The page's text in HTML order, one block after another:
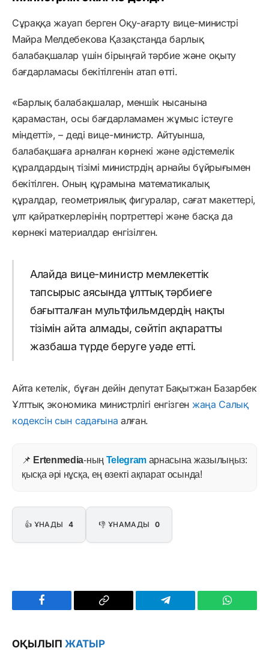
Сұраққа жауап берген Оқу-ағарту вице-министрі
Майра Мелдебекова Қазақстанда барлық
балабақшалар үшін бірыңғай тәрбие және оқыту
бағдарламасы бекітілгенін атап өтті.
«Барлық балабақшалар, меншік нысанына
қарамастан, осы бағдарламамен жұмыс істеуге
міндетті», – деді вице-министр. Айтуынша,
балабақшаға арналған көрнекі және әдістемелік
құралдардың тізімі министрдің арнайы бұйрығымен
бекітілген. Оның құрамына математикалық
құралдар, геометриялық фигуралар, сағат макеттері,
ұлт қайраткерлерінің портреттері және басқа да
көрнекі материалдар енгізілген.
Алайда вице-министр мемлекеттік
тапсырыс аясында ұлттық тәрбиеге
бағытталған мультфильмдердің нақты
тізімін айта алмады, сөйтіп ақпаратты
жазбаша түрде беруге уәде етті.
Айта кетелік, бұған дейін депутат Бақытжан Базарбек
Ұлттық экономика министрлігі енгізген жаңа Салық
кодексін сын садағына алған.
📌 Ertenmedia-ның Telegram арнасына жазылыңыз:
қысқа әрі нұсқа, ең өзекті ақпарат осында!
👍 ҰНАДЫ 4 👎 ҰНАМАДЫ 0
Facebook
Copy
Telegram
ОҚЫЛЫП ЖАТЫР